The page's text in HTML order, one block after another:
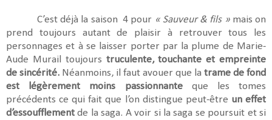
C’est déjà la saison 4 pour « Sauveur & fils »mais on
prend toujours autant de plaisir à retrouver tous les
personnages et à se laisser porter par la plume de Marie-
Aude Murail toujours truculente, touchante et empreinte
de sincérité. Néanmoins, il faut avouer que la trame de fond
est légèrement moins passionnanteque les tomes
précédents ce qui fait que l’on distingue peut-être un effet
d’essoufflement de la saga. A voir si la saga se poursuit et si